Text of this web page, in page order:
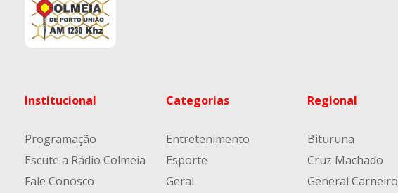
Institucional
Programação
Escute a Rádio Colmeia
Fale Conosco
Categorias
Entretenimento
Esporte
Geral
Regional
Bituruna
Cruz Machado
General Carneiro